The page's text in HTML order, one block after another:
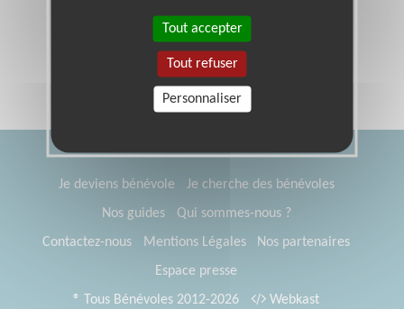
Je deviens bénévole
Je cherche des bénévoles
Nos guides
Qui sommes-nous ?
Contactez-nous
Mentions Légales
Nos partenaires
Espace presse
® Tous Bénévoles 2012-2026
Webkast
Tout accepter
Tout refuser
Personnaliser